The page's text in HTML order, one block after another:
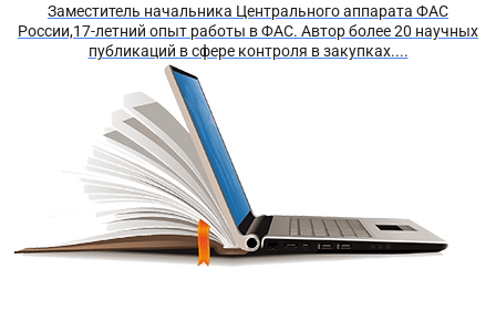
Заместитель начальника Центрального аппарата ФАС
России,17-летний опыт работы в ФАС. Автор более 20 научных
публикаций в сфере контроля в закупках....